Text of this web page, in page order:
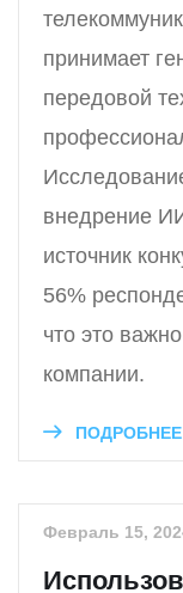
принимает
передовой
внедрение
источник
56%
что это
компании.
ПОДРОБНЕЕ
Февраль 15,